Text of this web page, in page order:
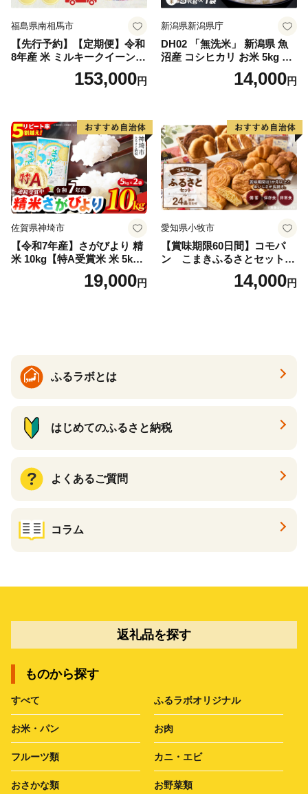
福島県南相馬市
【先行予約】【定期便】令和
8年産 米 ミルキークイーン
白米 45kg (5kg×9回) | ミルキ
ークイーン 米5kg 福島 福島
福島県 南相馬市 cu006-ae
153,000円
新潟県新潟県庁
DH02 「無洗米」 新潟県 魚
沼産 コシヒカリ お米 5kg こ
しひかり 精米 米（お米の美
味しい炊き方ガイド付き）
14,000円
佐賀県神埼市
【令和7年産】さがびより 精
米 10kg【特A受賞米 米 5kg×
2袋 お米 コメ こめ 国産 美味
しい ブランド米 人気 ランキ
19,000円
愛知県小牧市
【賞味期限60日間】コモパ
ン こまきふるさとセット
（24個入り）／災害用備蓄
保存食 非常食 防災グッズに
14,000円
ふるラボとは
はじめてのふるさと納税
よくあるご質問
コラム
返礼品を探す
ものから探す
すべて ふるラボオリジナル
お米・パン お肉
フルーツ類 カニ・エビ
おさかな類 お野菜類